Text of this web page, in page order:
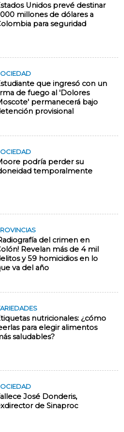
Unidos prevé destinar
millones de dólares a
para seguridad
que ingresó con un
de fuego al 'Dolores
permanecerá bajo
provisional
podría perder su
temporalmente
del crimen en
Revelan más de 4 mil
y 59 homicidios en lo
va del año
nutricionales: ¿cómo
para elegir alimentos
saludables?
José Donderis,
de Sinaproc